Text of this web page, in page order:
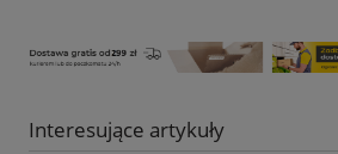
Interesujące artykuły